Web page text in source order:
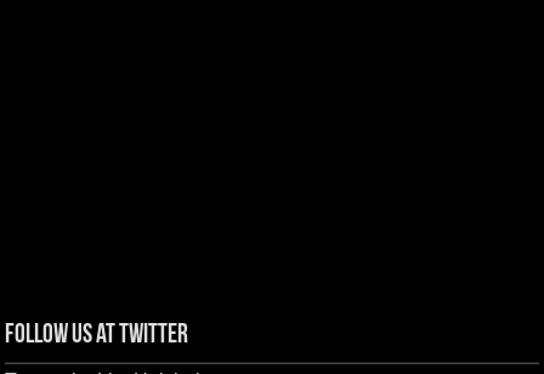
Follow us at Twitter